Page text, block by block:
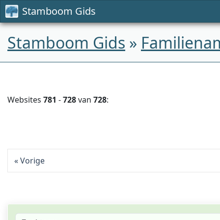
Stamboom Gids
Stamboom Gids »
Websites 781 -728van 728:
Vorige